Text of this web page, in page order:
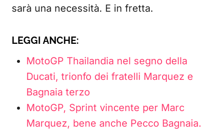
sarà una necessità. E in fretta.
LEGGI ANCHE:
MotoGP Thailandia nel segno della
Ducati, trionfo dei fratelli Marquez e
Bagnaia terzo
MotoGP, Sprint vincente per Marc
Marquez, bene anche Pecco Bagnaia.